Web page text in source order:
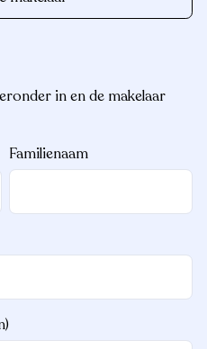
in en de makelaar
Familienaam